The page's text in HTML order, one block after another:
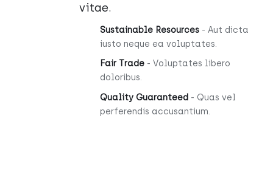
vitae.
Sustainable Resources- Aut dicta
iusto neque ea voluptates.
Fair Trade- Voluptates libero
doloribus.
Quality Guaranteed - Quas vel
perferendis accusantium.